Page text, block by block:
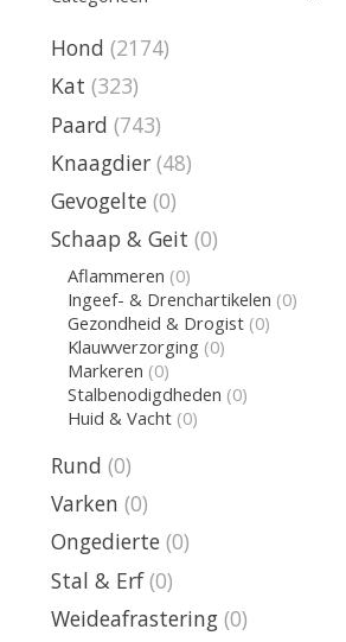
Hond (2174)
Kat (323)
Paard (743)
Knaagdier (48)
Gevogelte (0)
Schaap & Geit (0)
Aflammeren (0)
Ingeef- & Drenchartikelen (0)
Gezondheid & Drogist (0)
Klauwverzorging (0)
Markeren (0)
Stalbenodigdheden (0)
Huid & Vacht (0)
Rund (0)
Varken (0)
Ongedierte (0)
Stal & Erf (0)
Weideafrastering (0)